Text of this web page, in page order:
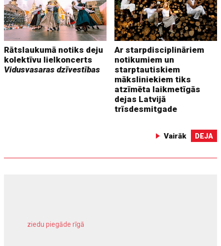
Rātslaukumā notiks deju
kolektīvu lielkoncerts
Vidusvasaras dzīvestības
Ar starpdisciplināriem
notikumiem un
starptautiskiem
māksliniekiem tiks
atzīmēta laikmetīgās
dejas Latvijā
trīsdesmitgade
Vairāk DEJA
ziedu piegāde rīgā